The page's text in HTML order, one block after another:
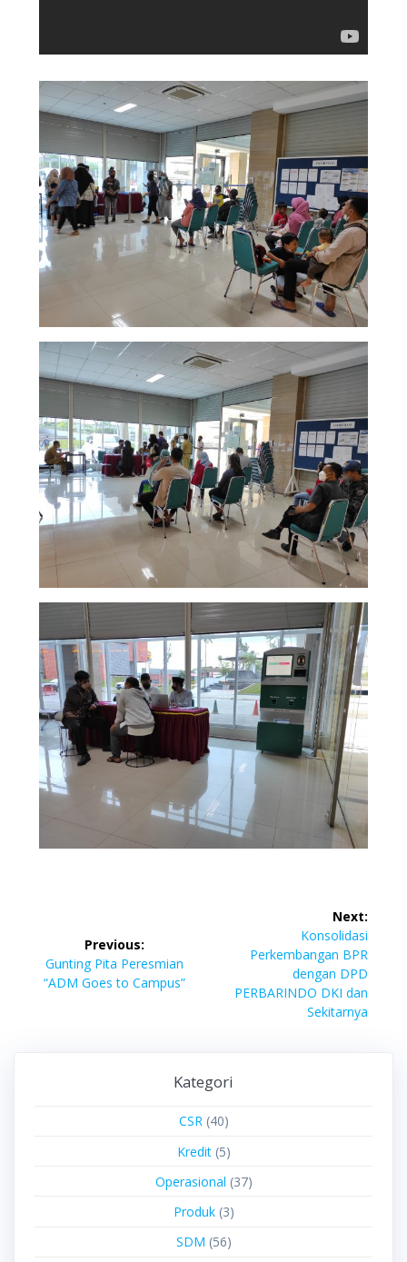
Previous:
Gunting Pita Peresmian
“ADM Goes to Campus”
Next:
Konsolidasi
Perkembangan BPR
dengan DPD
PERBARINDO DKI dan
Sekitarnya
Kategori
CSR(40)
Kredit(5)
Operasional (37)
Produk(3)
SDM (56)